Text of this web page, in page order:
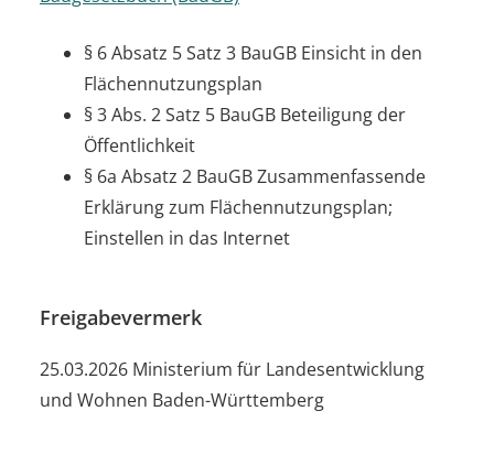
§ 6 Absatz 5 Satz 3 BauGB Einsicht in den
Flächennutzungsplan
§ 3 Abs. 2Satz 5 BauGB Beteiligung der
Öffentlichkeit
§ 6a Absatz 2 BauGB Zusammenfassende
Erklärung zum Flächennutzungsplan;
Einstellen in das Internet
Freigabevermerk
25.03.2026 Ministerium für Landesentwicklung
und Wohnen Baden-Württemberg